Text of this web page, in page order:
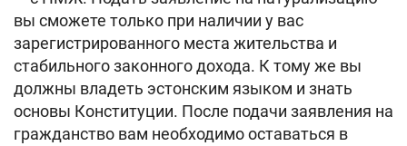
вы сможете только при наличии у вас
зарегистрированного места жительства и
стабильного законного дохода. К тому же вы
должны владеть эстонским языком и знать
основы Конституции. После подачи заявления на
гражданство вам необходимо оставаться в